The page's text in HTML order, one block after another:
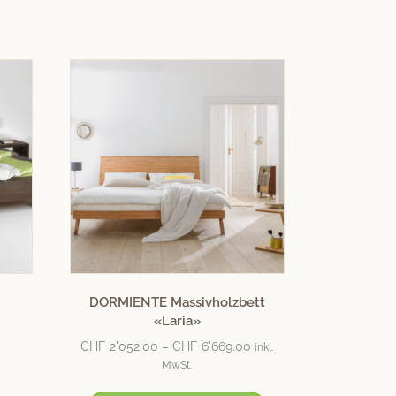
DORMIENTE Massivholzbett
«Laria»
CHF 2'052.00 –CHF 6'669.00 inkl.
MwSt.